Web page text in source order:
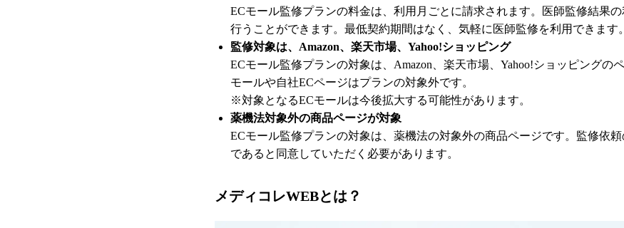
ECモール監修プランの料金は、利用月ごとに請求されます。医師監修結果
行うことができます。最低契約期間はなく、気軽に医師監修を利用できます。
監修対象は、Amazon、楽天市場、Yahoo!ショッピング
ECモール監修プランの対象は、Amazon、楽天市場、Yahoo!ショッピングの
モールや自社ECページはプランの対象外です。
※対象となるECモールは今後拡大する可能性があります。
薬機法対象外の商品ページが対象
ECモール監修プランの対象は、薬機法の対象外の商品ページです。監修依
であると同意していただく必要があります。
メディコレWEBとは？